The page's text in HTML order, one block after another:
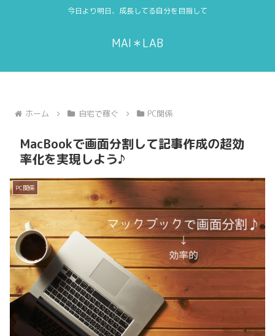
今日より明日、成長してる自分を目指して
MAI＊LAB
ホーム 自宅で稼ぐ PC関係
MacBookで画面分割して記事作成の超効
率化を実現しよう♪
PC関係